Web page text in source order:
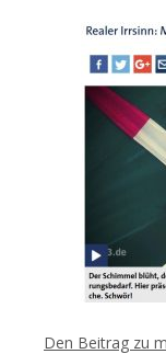
Den Beitrag zu